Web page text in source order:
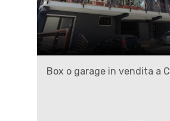
Box o garage in vendita a